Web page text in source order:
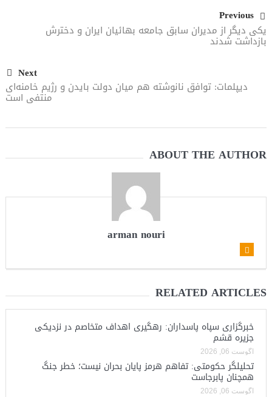
Previous
یکی دیگر از مدیران سابق جامعه بهائیان ایران و دخترش
بازداشت شدند
Next
دیپلمات: توافق نانوشته هم میان دولت بایدن و رژیم خامنه‌ای‌
منتفی است
ABOUT THE AUTHOR
arman nouri
RELATED ARTICLES
خبرگزاری سپاه پاسداران: رهگیری اهداف متخاصم در نزدیکی
جزیره قشم
آگوست 06, 2026
تحلیلگر حکومتی: تفاهم هرمز پایان بحران نیست؛ خطر جنگ
همچنان پابرجاست
آگوست 06, 2026